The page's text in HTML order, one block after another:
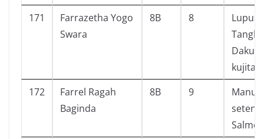
171
Farrazetha Yogo
Swara
8B 8
Lupus:
Daku
kujitak
172
Farrel Ragah
Baginda
8B 9